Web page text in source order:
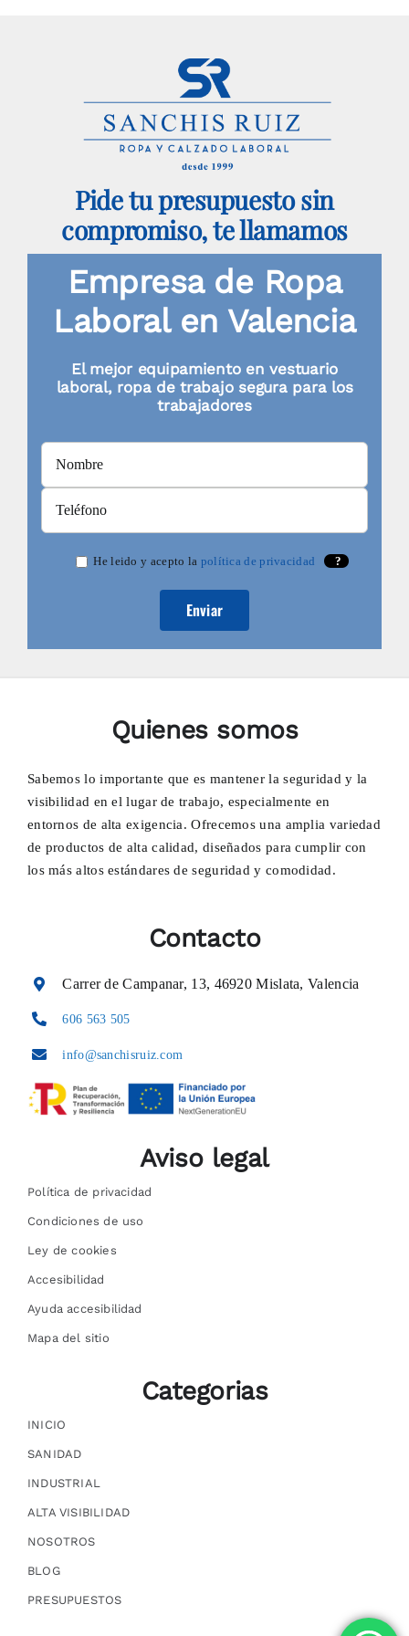
opciones
se
pueden
en
la
página
producto
Pide tu presupuesto sin
compromiso, te llamamos
Empresa de Ropa
Laboral en Valencia
El mejor equipamiento en vestuario
laboral, ropa de trabajo segura para los
trabajadores
He leido y acepto la política de privacidad ?
Quienes somos
Sabemos lo importante que es mantener la seguridad y la
visibilidad en el lugar de trabajo, especialmente en
entornos de alta exigencia. Ofrecemos una amplia variedad
de productos de alta calidad, diseñados para cumplir con
los más altos estándares de seguridad y comodidad.
Contacto
Carrer de Campanar, 13, 46920 Mislata, Valencia
606 563 505
info@sanchisruiz.com
Aviso legal
Política de privacidad
Condiciones de uso
Ley de cookies
Accesibilidad
Ayuda accesibilidad
Mapa del sitio
Categorias
INICIO
SANIDAD
INDUSTRIAL
ALTA VISIBILIDAD
NOSOTROS
BLOG
PRESUPUESTOS